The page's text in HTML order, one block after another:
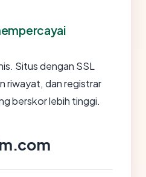
Situs dengan SSL
riwayat, dan registrar
berskor lebih tinggi.